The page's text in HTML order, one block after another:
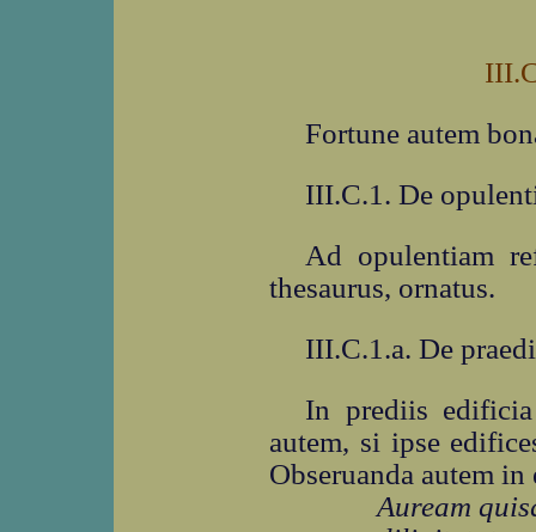
Fortune autem
III.C.1. De
Ad opulentiam
thesaurus, ornatus.
III.C.1.a. De
In prediis
autem, si ipse
Obseruanda autem
Auream